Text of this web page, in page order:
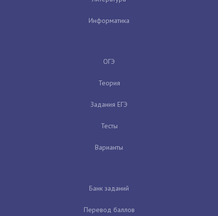
Информатика
ОГЭ
Теория
Задания ЕГЭ
Тесты
Варианты
Банк заданий
Перевод баллов